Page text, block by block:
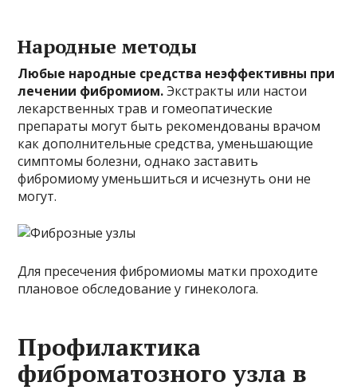
Народные методы
Любые народные средства неэффективны при
лечении фибромиом.Экстракты или настои
лекарственных трав и гомеопатические
препараты могут быть рекомендованы врачом
как дополнительные средства, уменьшающие
симптомы болезни, однако заставить
фибромиому уменьшиться и исчезнуть они не
могут.
Для пресечения фибромиомы матки проходите
плановое обследование у гинеколога.
Профилактика
фиброматозного узла в